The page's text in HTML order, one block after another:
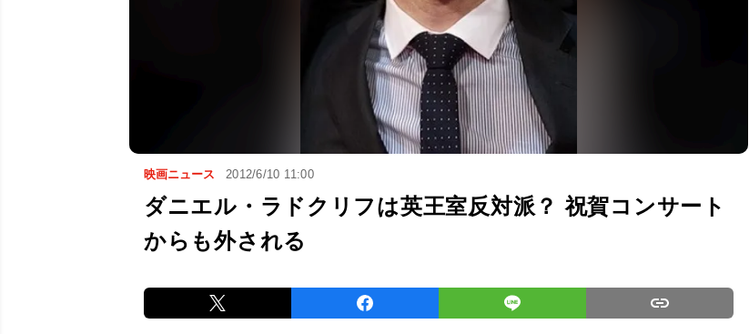
映画ニュース 2012/6/10 11:00
ダニエル・ラドクリフは英王室反対派？ 祝賀コンサート
からも外される